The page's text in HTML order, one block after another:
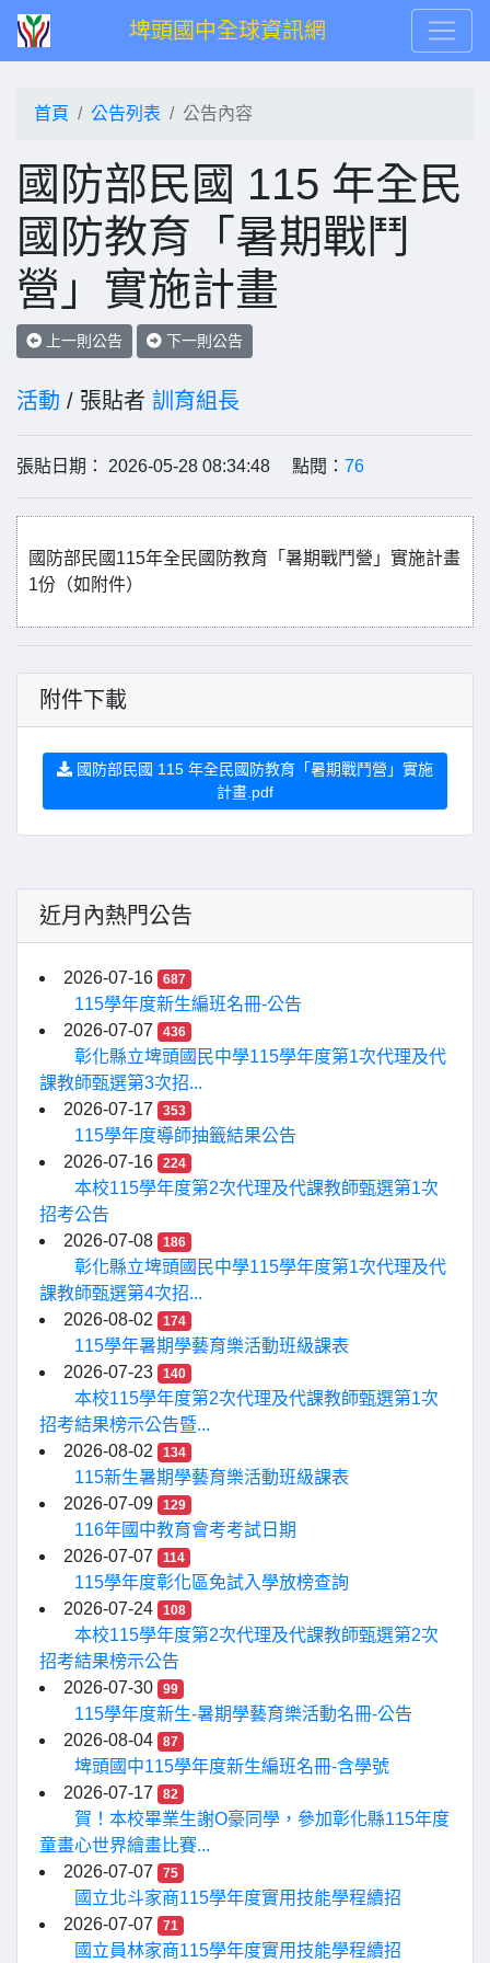
埤頭國中全球資訊網
首頁 公告列表 公告內容
國防部民國 115 年全民
國防教育「暑期戰鬥
營」實施計畫
上一則公告 下一則公告
活動 / 張貼者 訓育組長
張貼日期： 2026-05-28 08:34:48 點閱： 76
國防部民國115年全民國防教育「暑期戰鬥營」實施計畫
1份（如附件）
附件下載
國防部民國 115 年全民國防教育「暑期戰鬥營」實施
計畫.pdf
近月內熱門公告
2026-07-16 687
115學年度新生編班名冊-公告
2026-07-07
436
彰化縣立埤頭國民中學115學年度第1次代理及代
課教師甄選第3次招...
2026-07-17
353
115學年度導師抽籤結果公告
2026-07-16
224
本校115學年度第2次代理及代課教師甄選第1次
招考公告
2026-07-08
186
彰化縣立埤頭國民中學115學年度第1次代理及代
課教師甄選第4次招...
2026-08-02
174
115學年暑期學藝育樂活動班級課表
2026-07-23
140
本校115學年度第2次代理及代課教師甄選第1次
招考結果榜示公告暨...
2026-08-02
134
115新生暑期學藝育樂活動班級課表
2026-07-09
129
116年國中教育會考考試日期
2026-07-07
114
115學年度彰化區免試入學放榜查詢
2026-07-24
108
本校115學年度第2次代理及代課教師甄選第2次
招考結果榜示公告
2026-07-30
99
115學年度新生-暑期學藝育樂活動名冊-公告
2026-08-04
87
埤頭國中115學年度新生編班名冊-含學號
2026-07-17
82
賀！本校畢業生謝O豪同學，參加彰化縣115年度
童畫心世界繪畫比賽...
2026-07-07
75
國立北斗家商115學年度實用技能學程續招
2026-07-07
71
國立員林家商115學年度實用技能學程續招